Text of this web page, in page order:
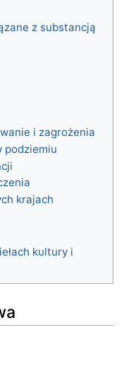
z substancją
i zagrożenia
podziemiu
krajach
kultury i